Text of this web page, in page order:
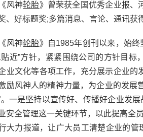
神轮胎》曾荣获全国优秀企业报、
、好标题奖;多篇消息、言论、通讯获
神轮胎》自1985年创刊以来，始
贴近”方针，紧紧围绕公司的方针目
业文化等各项工作，充分展示企业
励风神人的精神力量，为企业的发展
。一是坚持以宣传好、传播好企业发
安全管理这一关键环节，以此提高全
大力报道，让广大员工清楚企业的管